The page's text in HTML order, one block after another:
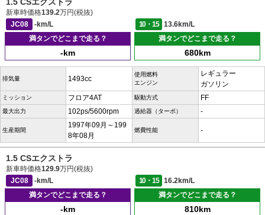
1.5 CSエクストラ
新車時価格139.2万円(税抜)
JC08
-km/L 10・15
13.6km/L
満タンでどこまで走る？
-km
満タンでどこまで走る？
680km
排気量 1493cc
使用燃料
エンジン
レギュラー
ガソリン
ミッション フロア4AT 駆動方式 FF
最大出力 102ps/5600rpm 過給器（ターボ） -
生産期間
1997年09月～199
8年08月
燃費性能 -
1.5 CSエクストラ
新車時価格129.9万円(税抜)
JC08
-km/L 10・15
16.2km/L
満タンでどこまで走る？
-km
満タンでどこまで走る？
810km